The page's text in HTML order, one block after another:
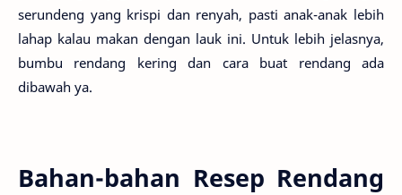
serundeng yang krispi dan renyah, pasti anak-anak lebih
lahap kalau makan dengan lauk ini. Untuk lebih jelasnya,
bumbu rendang kering dan cara buat rendang ada
dibawah ya.
Bahan-bahan Resep Rendang